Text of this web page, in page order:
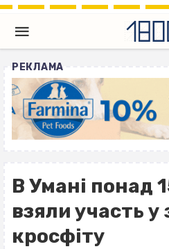
РЕКЛАМА
В Умані понад
взяли участь у
кросфіту